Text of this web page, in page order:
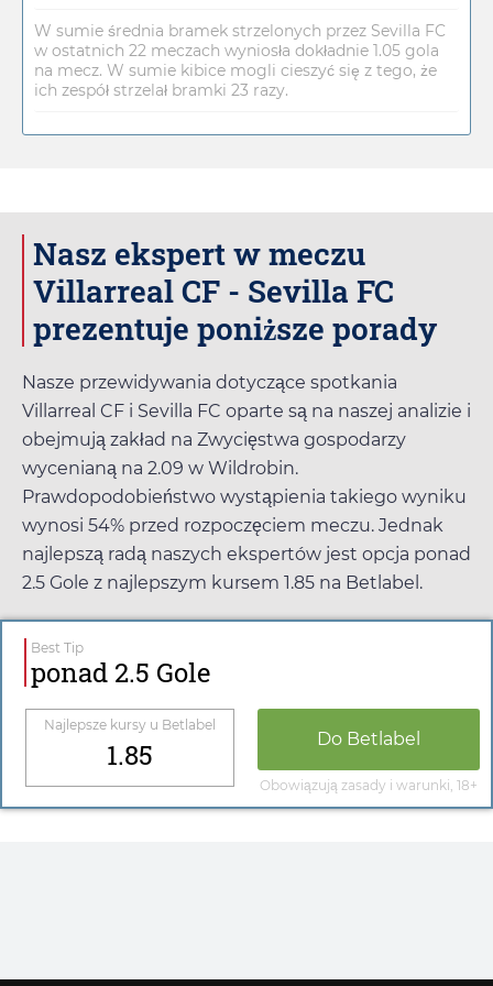
W sumie średnia bramek strzelonych przez Sevilla FC
w ostatnich 22 meczach wyniosła dokładnie 1.05 gola
na mecz. W sumie kibice mogli cieszyć się z tego, że
ich zespół strzelał bramki 23 razy.
Nasz ekspert w meczu
Villarreal CF - Sevilla FC
prezentuje poniższe porady
Nasze przewidywania dotyczące spotkania
Villarreal CF i Sevilla FC oparte są na naszej analizie i
obejmują zakład na Zwycięstwa gospodarzy
wycenianą na 2.09 w Wildrobin.
Prawdopodobieństwo wystąpienia takiego wyniku
wynosi 54% przed rozpoczęciem meczu. Jednak
najlepszą radą naszych ekspertów jest opcja ponad
2.5 Gole z najlepszym kursem 1.85 na Betlabel .
Best Tip
ponad 2.5 Gole
Najlepsze kursy u Betlabel
1.85 Do Betlabel
Obowiązują zasady i warunki, 18+